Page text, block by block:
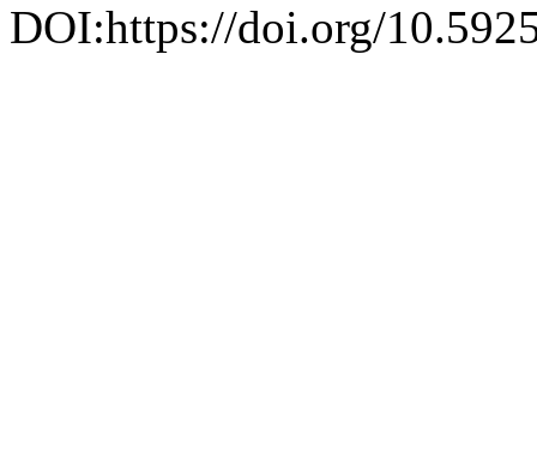
DOI:https://doi.org/